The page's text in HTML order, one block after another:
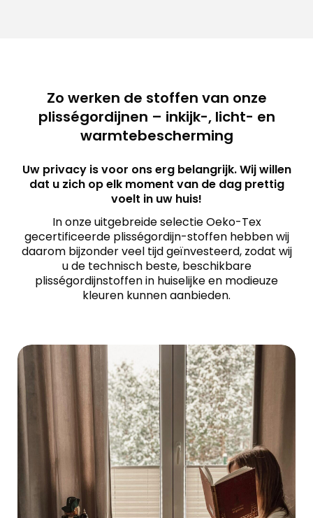
Zo werken de stoffen van onze
plisségordijnen – inkijk-, licht- en
warmtebescherming
Uw privacy is voor ons erg belangrijk. Wij willen
dat u zich op elk moment van de dag prettig
voelt in uw huis!
In onze uitgebreide selectie Oeko-Tex
gecertificeerde plisségordijn-stoffen hebben wij
daarom bijzonder veel tijd geïnvesteerd, zodat wij
u de technisch beste, beschikbare
plisségordijnstoffen in huiselijke en modieuze
kleuren kunnen aanbieden.